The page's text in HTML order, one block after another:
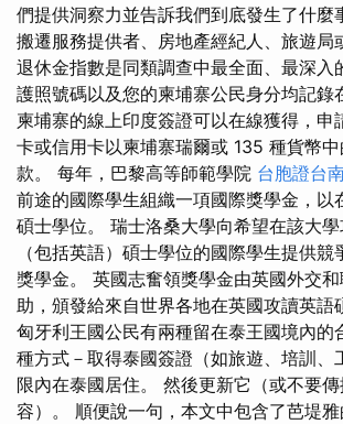
們提供洞察力並告訴我們到底發生了什麼
搬遷服務提供者、房地產經紀人、旅遊局
退休金指數是同類調查中最全面、最深入
護照號碼以及您的柬埔寨公民身分均記錄
柬埔寨的線上印度簽證可以在線獲得，申
卡或信用卡以柬埔寨瑞爾或 135 種貨幣
款。 每年，巴黎高等師範學院 台胞證台
前途的國際學生組織一項國際獎學金，以
碩士學位。 瑞士洛桑大學向希望在該大
（包括英語）碩士學位的國際學生提供
獎學金。 英國志奮領獎學金由英國外交
助，頒發給來自世界各地在英國攻讀英語
匈牙利王國公民有兩種留在泰王國境內的
種方式－取得泰國簽證（如旅遊、培訓、
限內在泰國居住。 然後更新它（或不要
容）。 順便說一句，本文中包含了芭堤